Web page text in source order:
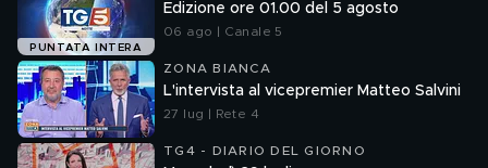
PUNTATA INTERA
Edizione ore 01.00 del 5 agosto
06 ago | Canale 5
ZONA BIANCA
L'intervista al vicepremier Matteo Salvini
27 lug | Rete 4
TG4 - DIARIO DEL GIORNO